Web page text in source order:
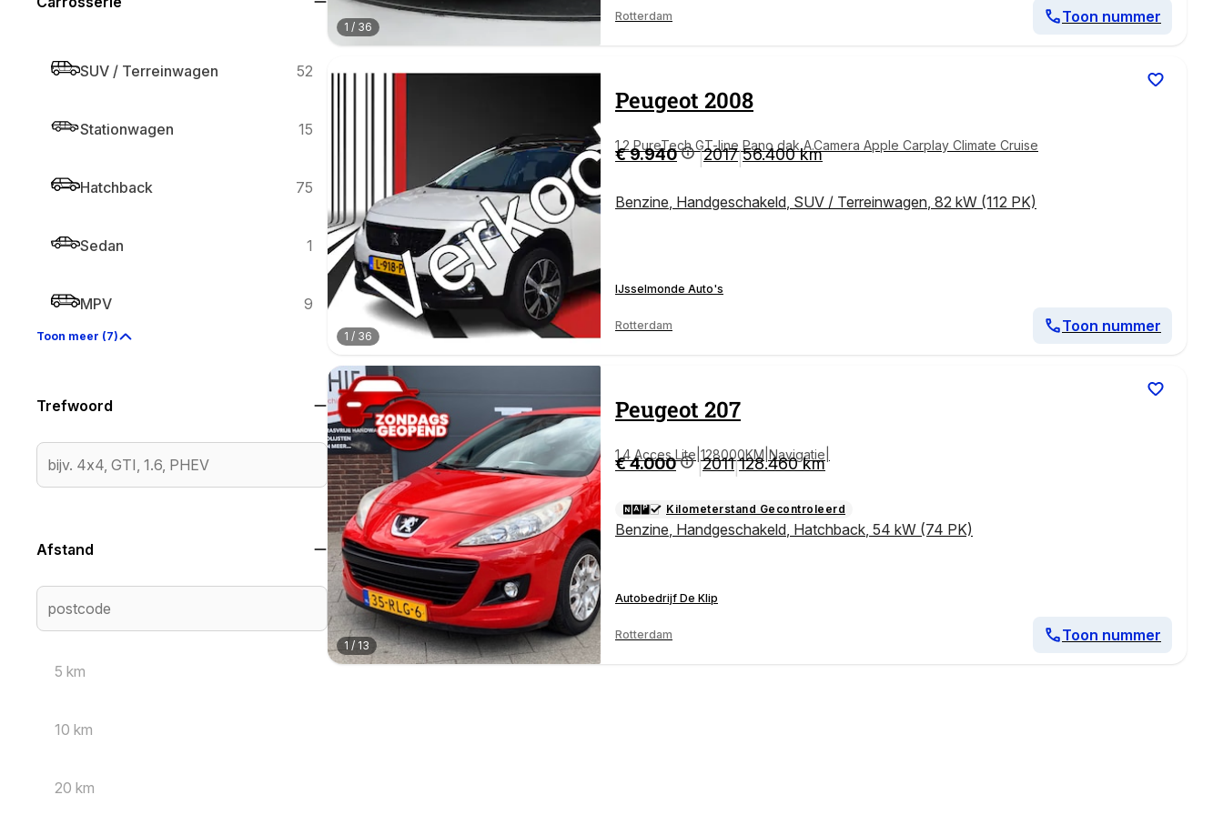
SUV / Terreinwagen 52
Stationwagen 15
Hatchback 75
Sedan 1
MPV 9
Toon meer (7)
Trefwoord
Afstand
5 km
10 km
20 km
1 / 36
Rotterdam Toon nummer
1 / 36
Peugeot 2008
1.2 PureTech GT-line Pano dak A.Camera Apple Carplay Climate Cruise
€ 9.940 |2017|56.400 km
Benzine Handgeschakeld SUV / Terreinwagen 82 kW (112 PK)
IJsselmonde Auto's
Rotterdam Toon nummer
1 / 13
Peugeot 207
1.4 Acces Lite|128000KM|Navigatie|
€ 4.000 |2011|128.460 km
Kilometerstand Gecontroleerd
Benzine Handgeschakeld Hatchback 54 kW (74 PK)
Autobedrijf De Klip
Rotterdam Toon nummer